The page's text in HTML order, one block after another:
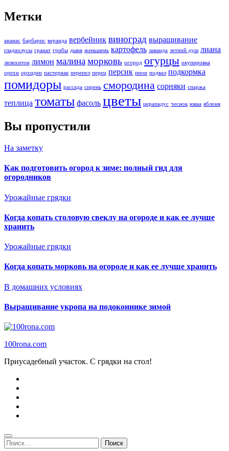
Метки
ананас барбарис веранда вербейник виноград выращивание
гладиолусы гранат грибы дыня женьшень картофель лаванда летний душ лиана
лизихитон лимон малинаморковь огород огурцы окупировка
орехи орхидеи пастернак перепел перец персик пион подвал подкормка
помидоры рассада сирень смородина сорняки спаржа
теплица томаты фасоль цветы церападус чеснок юкка яблоня
Вы пропустили
На заметку
Как подготовить огород к зиме: полный гид для
огородников
Урожайные грядки
Когда копать столовую свеклу на огороде и как ее лучше
хранить
Урожайные грядки
Когда копать морковь на огороде и как ее лучше хранить
В домашних условиях
Выращивание укропа на подоконнике зимой
100rona.com
Приусадебный участок. C грядки на стол!
Найти: